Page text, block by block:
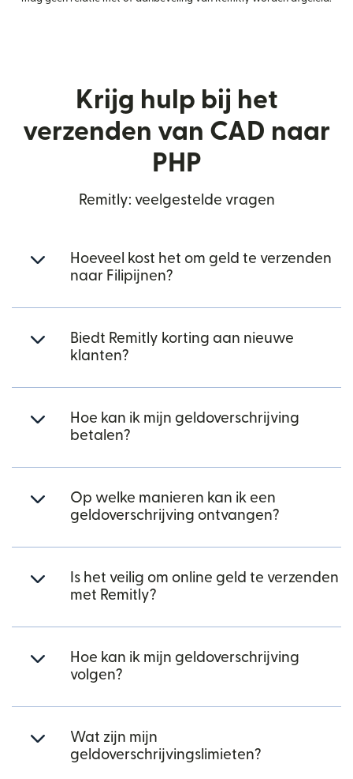
Krijg hulp bij het
verzenden van CAD naar
PHP
Remitly: veelgestelde vragen
Hoeveel kost het om geld te verzenden
naar Filipijnen?
Biedt Remitly korting aan nieuwe
klanten?
Hoe kan ik mijn geldoverschrijving
betalen?
Op welke manieren kan ik een
geldoverschrijving ontvangen?
Is het veilig om online geld te verzenden
met Remitly?
Hoe kan ik mijn geldoverschrijving
volgen?
Wat zijn mijn
geldoverschrijvingslimieten?